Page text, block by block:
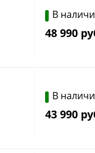
В
48 990
В
43 990